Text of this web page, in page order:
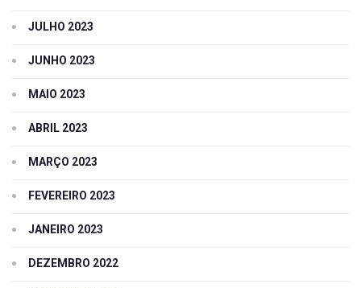
JULHO 2023
JUNHO 2023
MAIO 2023
ABRIL 2023
MARÇO 2023
FEVEREIRO 2023
JANEIRO 2023
DEZEMBRO 2022